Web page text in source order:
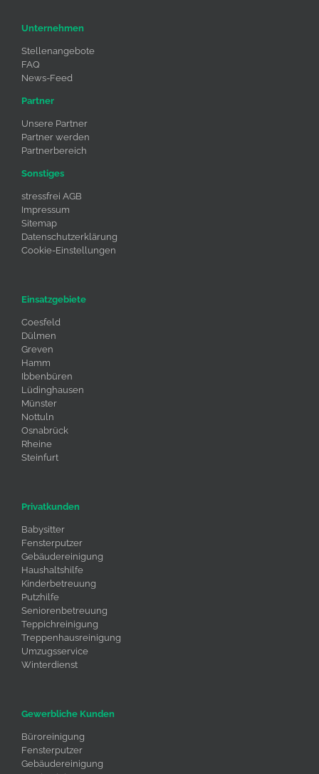
Unternehmen
Stellenangebote
FAQ
News-Feed
Partner
Unsere Partner
Partner werden
Partnerbereich
Sonstiges
stressfrei AGB
Impressum
Sitemap
Datenschutzerklärung
Cookie-Einstellungen
Einsatzgebiete
Coesfeld
Dülmen
Greven
Hamm
Ibbenbüren
Lüdinghausen
Münster
Nottuln
Osnabrück
Rheine
Steinfurt
Privatkunden
Babysitter
Fensterputzer
Gebäudereinigung
Haushaltshilfe
Kinderbetreuung
Putzhilfe
Seniorenbetreuung
Teppichreinigung
Treppenhausreinigung
Umzugsservice
Winterdienst
Gewerbliche Kunden
Büroreinigung
Fensterputzer
Gebäudereinigung